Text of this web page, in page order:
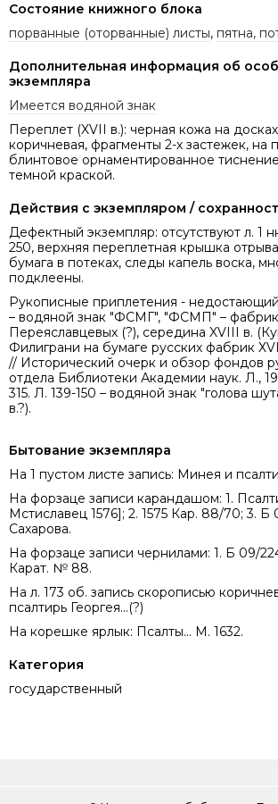
Состояние книжного блока
порванные (оторванные) листы, пятна,
Дополнительная информация об
экземпляра
Имеется водяной знак
Переплет (XVII в.): черная кожа на
коричневая, фрагменты 2-х застежек, на
блинтовое орнаментированное
темной краской.
Действия с экземпляром /
Дефектный экземпляр: отсутствуют л. 1
250, верхняя переплетная крышка
бумага в потеках, следы капель воска,
подклеены.
Рукописные приплетения - недостающий
– водяной знак "ФСМГ", "ФСМП" –
Переяславцевых (?), середина XVIII в.
Филиграни на бумаге русских фабрик
// Исторический очерк и обзор фондов
отдела Библиотеки Академии наук. Л.,
315. Л. 139-150 – водяной знак "голова
в.?).
Бытование экземпляра
На 1 пустом листе запись: Минея и
На форзаце записи карандашом: 1.
Мстиславец 1576]; 2. 1575 Кар. 88/70; 3.
Сахарова.
На форзаце записи чернилами: 1. Б 09/
Карат. № 88.
На л. 173 об. запись скорописью
псалтирь Георгея...(?)
На корешке ярлык: Псалты... М. 1632.
Категория
государственный